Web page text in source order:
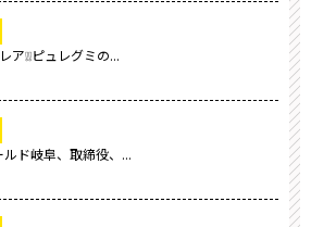
ア❕❕ピュレグミの...
ルド岐阜、取締役、...